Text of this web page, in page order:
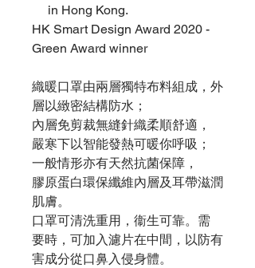
in Hong Kong.
HK Smart Design Award 2020 -
Green Award winner
織暖口罩由兩層獨特布料組成，外
層以緻密結構防水；
內層免剪裁無縫針織柔順舒適，
嚴寒下以智能發熱可暖你呼吸；
一般情形亦有天然抗菌保障，
膠原蛋白環保纖維內層及耳帶滋潤
肌膚。
口罩可清洗重用，衞生可靠。需
要時，可加入濾片在中間，以防有
害成分從口鼻入侵身體。